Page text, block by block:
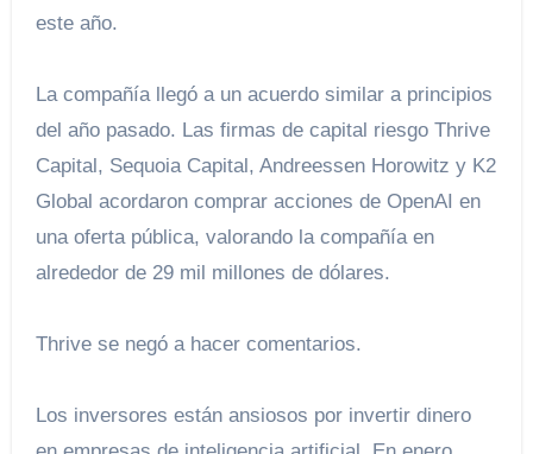
este año.
La compañía llegó a un acuerdo similar a principios
del año pasado. Las firmas de capital riesgo Thrive
Capital, Sequoia Capital, Andreessen Horowitz y K2
Global acordaron comprar acciones de OpenAI en
una oferta pública, valorando la compañía en
alrededor de 29 mil millones de dólares.
Thrive se negó a hacer comentarios.
Los inversores están ansiosos por invertir dinero